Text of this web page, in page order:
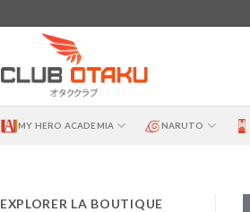
MY HERO ACADEMIA NARUTO
EXPLORER LA BOUTIQUE